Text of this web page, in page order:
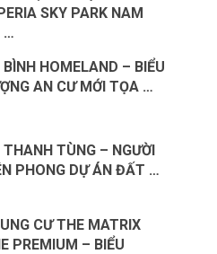
SKY PARK NAM
…
BÌNH HOMELAND – BIỂU
AN CƯ MỚI TỌA …
THANH TÙNG – NGƯỜI
PHONG DỰ ÁN ĐẤT …
CƯ THE MATRIX
PREMIUM – BIỂU